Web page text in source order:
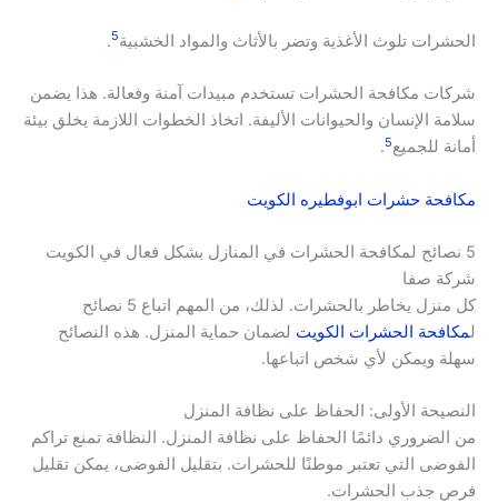
الحشرات تلوث الأغذية وتضر بالأثاث والمواد الخشبية5
.
شركات مكافحة الحشرات تستخدم مبيدات آمنة وفعالة. هذا يضمن
سلامة الإنسان والحيوانات الأليفة. اتخاذ الخطوات اللازمة يخلق بيئة
أمانة للجميع5
.
مكافحة حشرات ابوفطيره الكويت
5 نصائح لمكافحة الحشرات في المنازل بشكل فعال في الكويت
شركة صفا
كل منزل يخاطر بالحشرات. لذلك، من المهم اتباع 5 نصائح
لمكافحة الحشرات الكويت لضمان حماية المنزل. هذه النصائح
سهلة ويمكن لأي شخص اتباعها.
النصيحة الأولى: الحفاظ على نظافة المنزل
من الضروري دائمًا الحفاظ على نظافة المنزل. النظافة تمنع تراكم
الفوضى التي تعتبر موطنًا للحشرات. بتقليل الفوضى، يمكن تقليل
فرص جذب الحشرات.